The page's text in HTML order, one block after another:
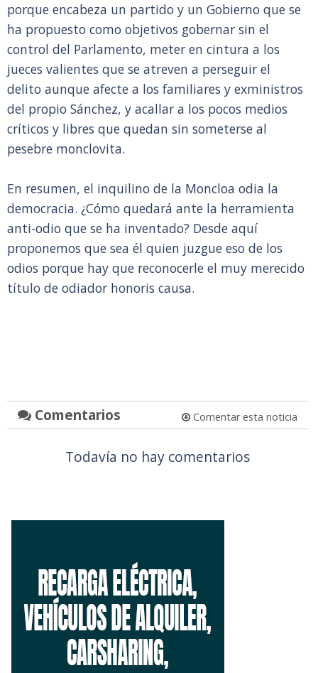
porque encabeza un partido y un Gobierno que se
ha propuesto como objetivos gobernar sin el
control del Parlamento, meter en cintura a los
jueces valientes que se atreven a perseguir el
delito aunque afecte a los familiares y exministros
del propio Sánchez, y acallar a los pocos medios
críticos y libres que quedan sin someterse al
pesebre monclovita.
En resumen, el inquilino de la Moncloa odia la
democracia. ¿Cómo quedará ante la herramienta
anti-odio que se ha inventado? Desde aquí
proponemos que sea él quien juzgue eso de los
odios porque hay que reconocerle el muy merecido
título de odiador honoris causa.
Comentarios Comentar esta noticia
Todavía no hay comentarios